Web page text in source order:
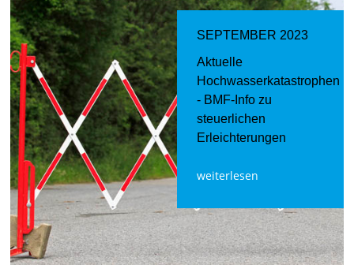
SEPTEMBER 2023
Aktuelle
Hochwasserkatastrophen
- BMF-Info zu
steuerlichen
Erleichterungen
weiterlesen